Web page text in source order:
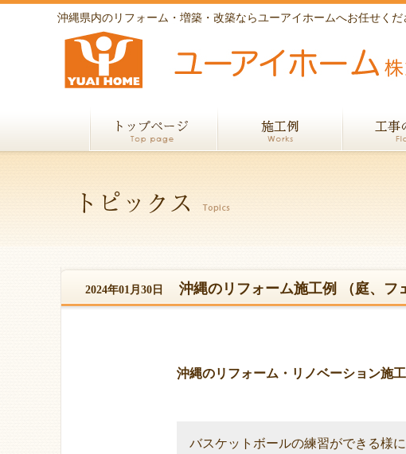
沖縄県内のリフォーム・増築・改築ならユーアイホームへお任せくだ
2024年01月30日 沖縄のリフォーム施工例 （庭、フ
沖縄のリフォーム・リノベーション施
バスケットボールの練習ができる様